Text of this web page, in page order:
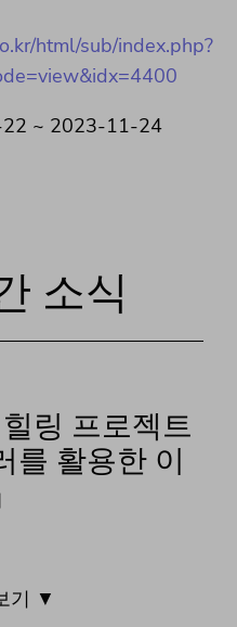
html/sub/index.php?
~ 2023-11-24
소식
링 프로젝트
를 활용한 이
기 ▼